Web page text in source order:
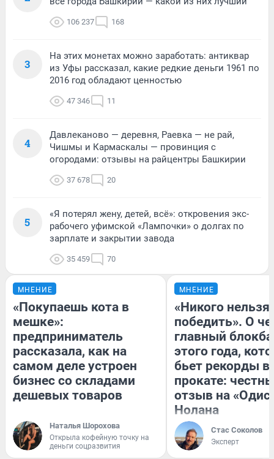
106 237 168
3
На этих монетах можно заработать: антиквар
из Уфы рассказал, какие редкие деньги 1961 по
2016 год обладают ценностью
47 346 11
4
Давлеканово — деревня, Раевка — не рай,
Чишмы и Кармаскалы — провинция с
огородами: отзывы на райцентры Башкирии
37 678 20
5
«Я потерял жену, детей, всё»: откровения экс-
рабочего уфимской «Лампочки» о долгах по
зарплате и закрытии завода
35 459 70
МНЕНИЕ
«Покупаешь кота в
мешке»:
предприниматель
рассказала, как на
самом деле устроен
бизнес со складами
дешевых товаров
Наталья Шорохова
Открыла кофейную точку на
деньги соцразвития
МНЕНИЕ
«Никого нельзя
победить». О
главный
этого года,
бьет рекорды в
прокате:
отзыв на
Нолана
Стас Соколов
Эксперт